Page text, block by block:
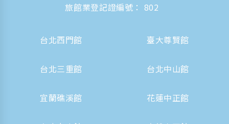
旅館業登記證編號： 802
台北西門館 臺大尊賢館
台北三重館 台北中山館
宜蘭礁溪館 花蓮中正館